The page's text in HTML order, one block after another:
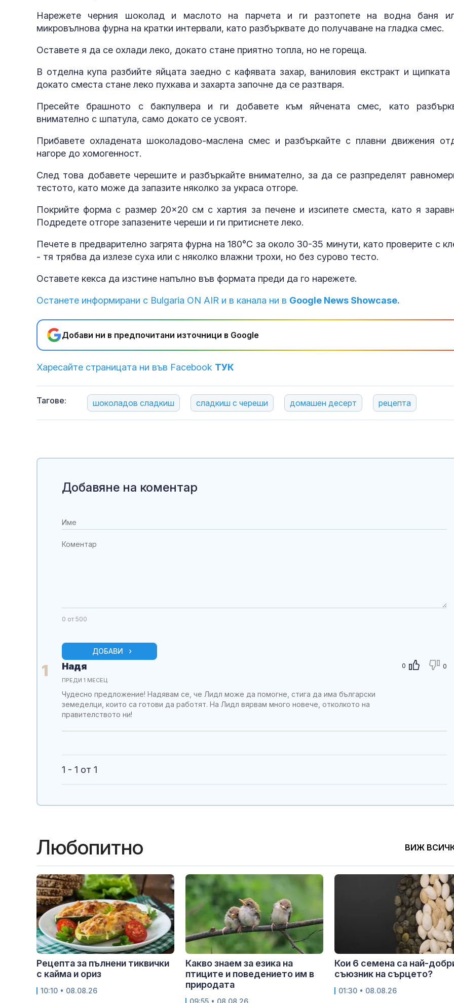
Нарежете черния шоколад и маслото на парчета и ги разтопете на водна баня
микровълнова фурна на кратки интервали, като разбърквате до получаване на гладка смес.
Оставете я да се охлади леко, докато стане приятно топла, но не гореща.
В отделна купа разбийте яйцата заедно с кафявата захар, ваниловия екстракт и щипката
докато сместа стане леко пухкава и захарта започне да се разтваря.
Пресейте брашното с бакпулвера и ги добавете към яйчената смес, като
внимателно с шпатула, само докато се усвоят.
Прибавете охладената шоколадово-маслена смес и разбъркайте с плавни движения
нагоре до хомогенност.
След това добавете черешите и разбъркайте внимателно, за да се разпределят
тестото, като може да запазите няколко за украса отгоре.
Покрийте форма с размер 20×20 см с хартия за печене и изсипете сместа, като я
Подредете отгоре запазените череши и ги притиснете леко.
Печете в предварително загрята фурна на 180°C за около 30-35 минути, като проверите с
- тя трябва да излезе суха или с няколко влажни трохи, но без сурово тесто.
Оставете кекса да изстине напълно във формата преди да го нарежете.
Останете информирани с Bulgaria ON AIR и в канала ни в Google News Showcase.
Добави ни в предпочитани източници в Google
Харесайте страницата ни във Facebook ТУК
Тагове: шоколадов сладкиш сладкиш с череши домашен десерт рецепта
Добавяне на коментар
0 от 500
ДОБАВИ
1 0 0
Надя
ПРЕДИ 1 МЕСЕЦ
Чудесно предложение! Надявам се, че Лидл може да помогне, стига да има български
земеделци, които са готови да работят. На Лидл вярвам много новече, отколкото на
правителството ни!
1 - 1 от 1
Любопитно ВИЖ
Рецепта за пълнени тиквички
с кайма и ориз
10:10 • 08.08.26
Какво знаем за езика на
птиците и поведението им в
природата
Кои 6 семена са най-
съюзник на сърцето?
01:30 • 08.08.26